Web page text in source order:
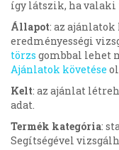
így látszik, ha valaki
Állapot: az ajánlatok
eredményességi
törzs gombbal lehet
Ajánlatok követése
Kelt: az ajánlat
adat.
Termék kategória:
Segítségével